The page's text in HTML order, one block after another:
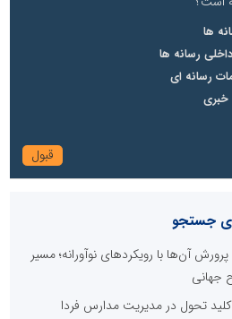
ها
رسانه ها
رسانه ای
خبری
جستجو
آن‌ها با رویکردهای نوآورانه؛ مسیر
جهانی
کلید تحول در مدیریت مدارس فردا